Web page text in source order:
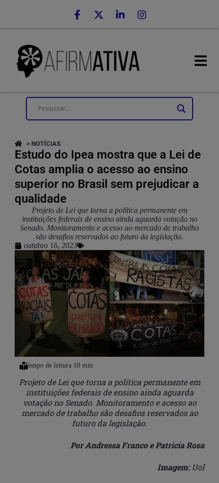
> NOTÍCIAS
Estudo do Ipea mostra que a Lei de
Cotas amplia o acesso ao ensino
superior no Brasil sem prejudicar a
qualidade
Projeto de Lei que torna a política permanente em
instituições federais de ensino ainda aguarda votação no
Senado. Monitoramento e acesso ao mercado de trabalho
são desafios reservados ao futuro da legislação.
outubro 16, 2023
Projeto de Lei que torna a política permanente em
instituições federais de ensino ainda aguarda
votação no Senado. Monitoramento e acesso ao
mercado de trabalho são desafios reservados ao
futuro da legislação.
Por Andressa Franco e Patrícia Rosa
Imagem: Uol